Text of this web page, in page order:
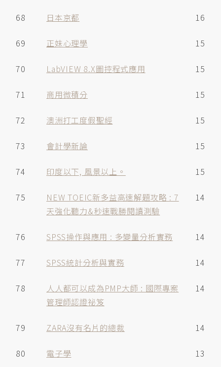
68 日本京都 16
69 正妹心理學 15
70 LabVIEW 8.X圖控程式應用 15
71 商用微積分 15
72 澳洲打工度假聖經 15
73 會計學新論 15
74 印度以下, 風景以上。 15
75
NEW TOEIC新多益高速解題攻略 : 7
天強化聽力&秒速戰勝閱讀測驗
14
76 SPSS操作與應用 : 多變量分析實務 14
77 SPSS統計分析與實務 14
78
人人都可以成為PMP大師 : 國際專案
管理師認證祕笈
14
79 ZARA沒有名片的總裁 14
80 電子學 13